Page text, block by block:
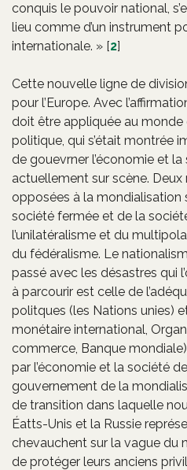
conquis le pouvoir national,
lieu comme d’un instrument
internationale. » [2]
Cette nouvelle ligne de
pour l’Europe. Avec
doit être appliquée au monde
politique, qui s’était montrée
de gouevrner l’économie et
actuellement sur scène.
opposées à la mondialisation
société fermée et de la
l’unilatéralisme et du
du fédéralisme. Le
passé avec les désastres qui
à parcourir est celle de
politques (les Nations unies)
monétaire international,
commerce, Banque
par l’économie et la société
gouvernement de la
de transition dans laquelle
Éatts-Unis et la Russie
chevauchent sur la vague du
de protéger leurs anciens